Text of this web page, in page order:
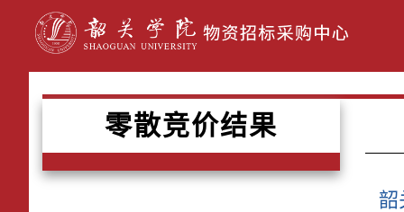
零散竞价结果
韶